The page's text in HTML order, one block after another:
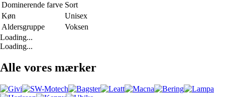
Dominerende farve Sort
Køn
Unisex
Aldersgruppe
Voksen
Loading...
Loading...
Alle vores mærker